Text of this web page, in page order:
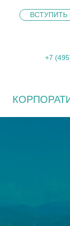
ВСТУПИТЬ
+7